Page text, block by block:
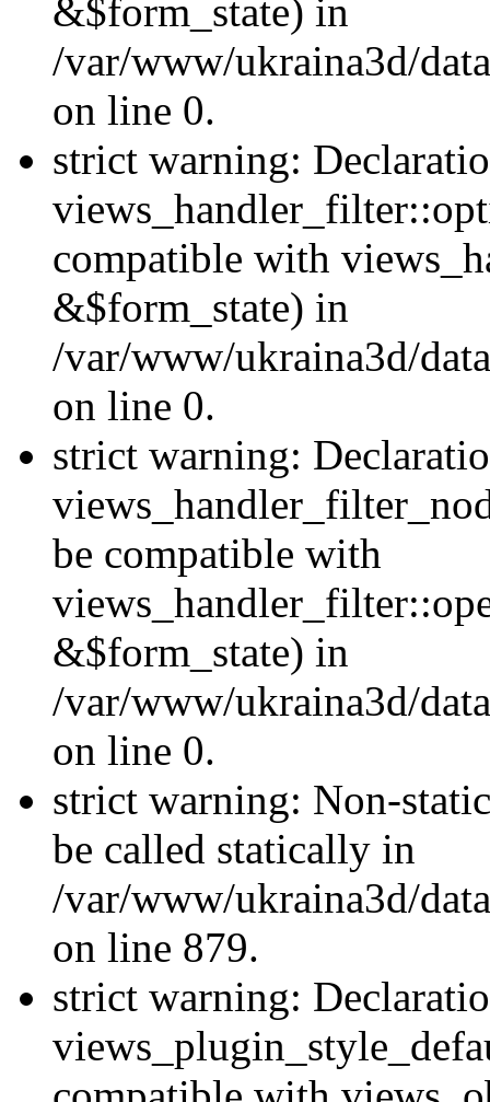
&$form_state) in
/var/www/ukraina3d/
on line 0.
strict warning:
compatible with
&$form_state) in
/var/www/ukraina3d/
on line 0.
strict warning:
be compatible with
&$form_state) in
/var/www/ukraina3d/
on line 0.
strict warning: Non-
be called statically in
/var/www/ukraina3d/
on line 879.
strict warning: